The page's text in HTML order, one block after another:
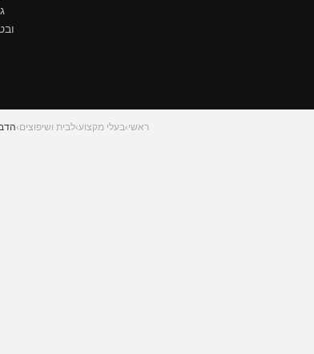
ראשי›בעלי מקצוע›לבית ושיפוצים›